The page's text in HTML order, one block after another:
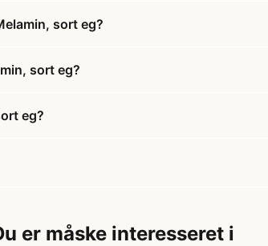
sort eg?
sort eg?
eg?
er måske interesseret i